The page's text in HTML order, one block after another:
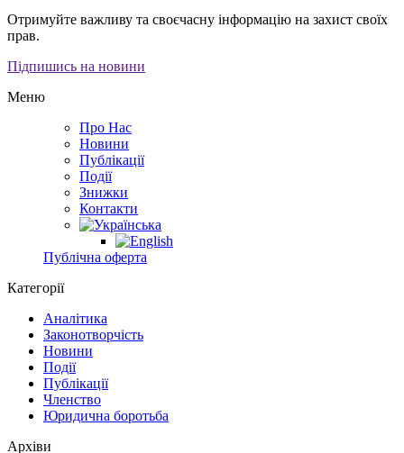
Отримуйте важливу та своєчасну інформацію на захист своїх
прав.
Підпишись на новини
Меню
Про Нас
Новини
Публікації
Події
Знижки
Контакти
Публічна оферта
Категорії
Аналітика
Законотворчість
Новини
Події
Публікації
Членство
Юридична боротьба
Архіви